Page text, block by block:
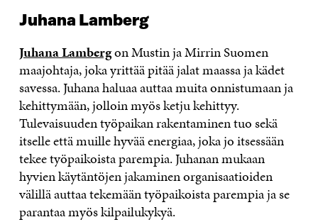
Juhana Lamberg
Juhana Lambergon Mustin ja Mirrin Suomen
maajohtaja, joka yrittää pitää jalat maassa ja kädet
savessa. Juhana haluaa auttaa muita onnistumaan ja
kehittymään, jolloin myös ketju kehittyy.
Tulevaisuuden työpaikan rakentaminen tuo sekä
itselle että muille hyvää energiaa, joka jo itsessään
tekee työpaikoista parempia. Juhanan mukaan
hyvien käytäntöjen jakaminen organisaatioiden
välillä auttaa tekemään työpaikoista parempia ja se
parantaa myös kilpailukykyä.